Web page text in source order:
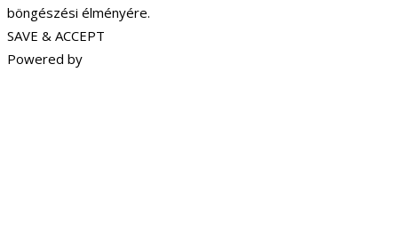
böngészési élményére.
SAVE & ACCEPT
Powered by